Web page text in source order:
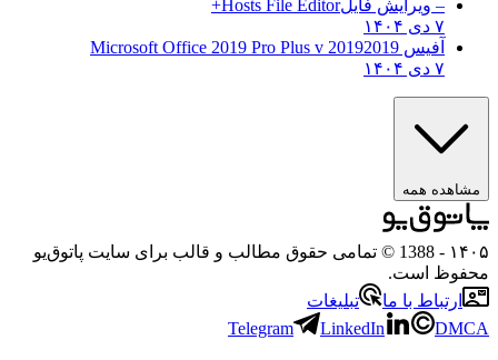
– ویرایش فایلHosts File Editor+
۷ دی ۱۴۰۴
آفیس 2019 2019 Microsoft Office 2019 Pro Plus v
۷ دی ۱۴۰۴
مشاهده همه
۱۴۰۵
- 1388 © تمامی حقوق مطالب و قالب برای سایت پاتوق‌یو
محفوظ است.
ارتباط با ما
تبلیغات
Telegram
LinkedIn DMCA